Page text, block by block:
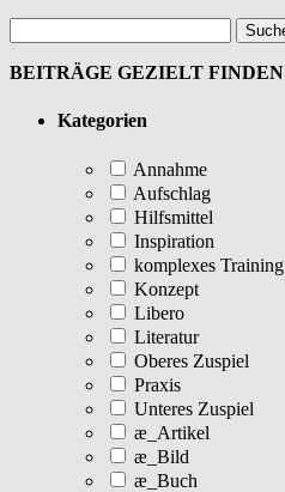
BEITRÄGE GEZIELT FINDEN
Kategorien
Annahme
Aufschlag
Hilfsmittel
Inspiration
komplexes Training
Konzept
Libero
Literatur
Oberes Zuspiel
Praxis
Unteres Zuspiel
æ_Artikel
æ_Bild
æ_Buch